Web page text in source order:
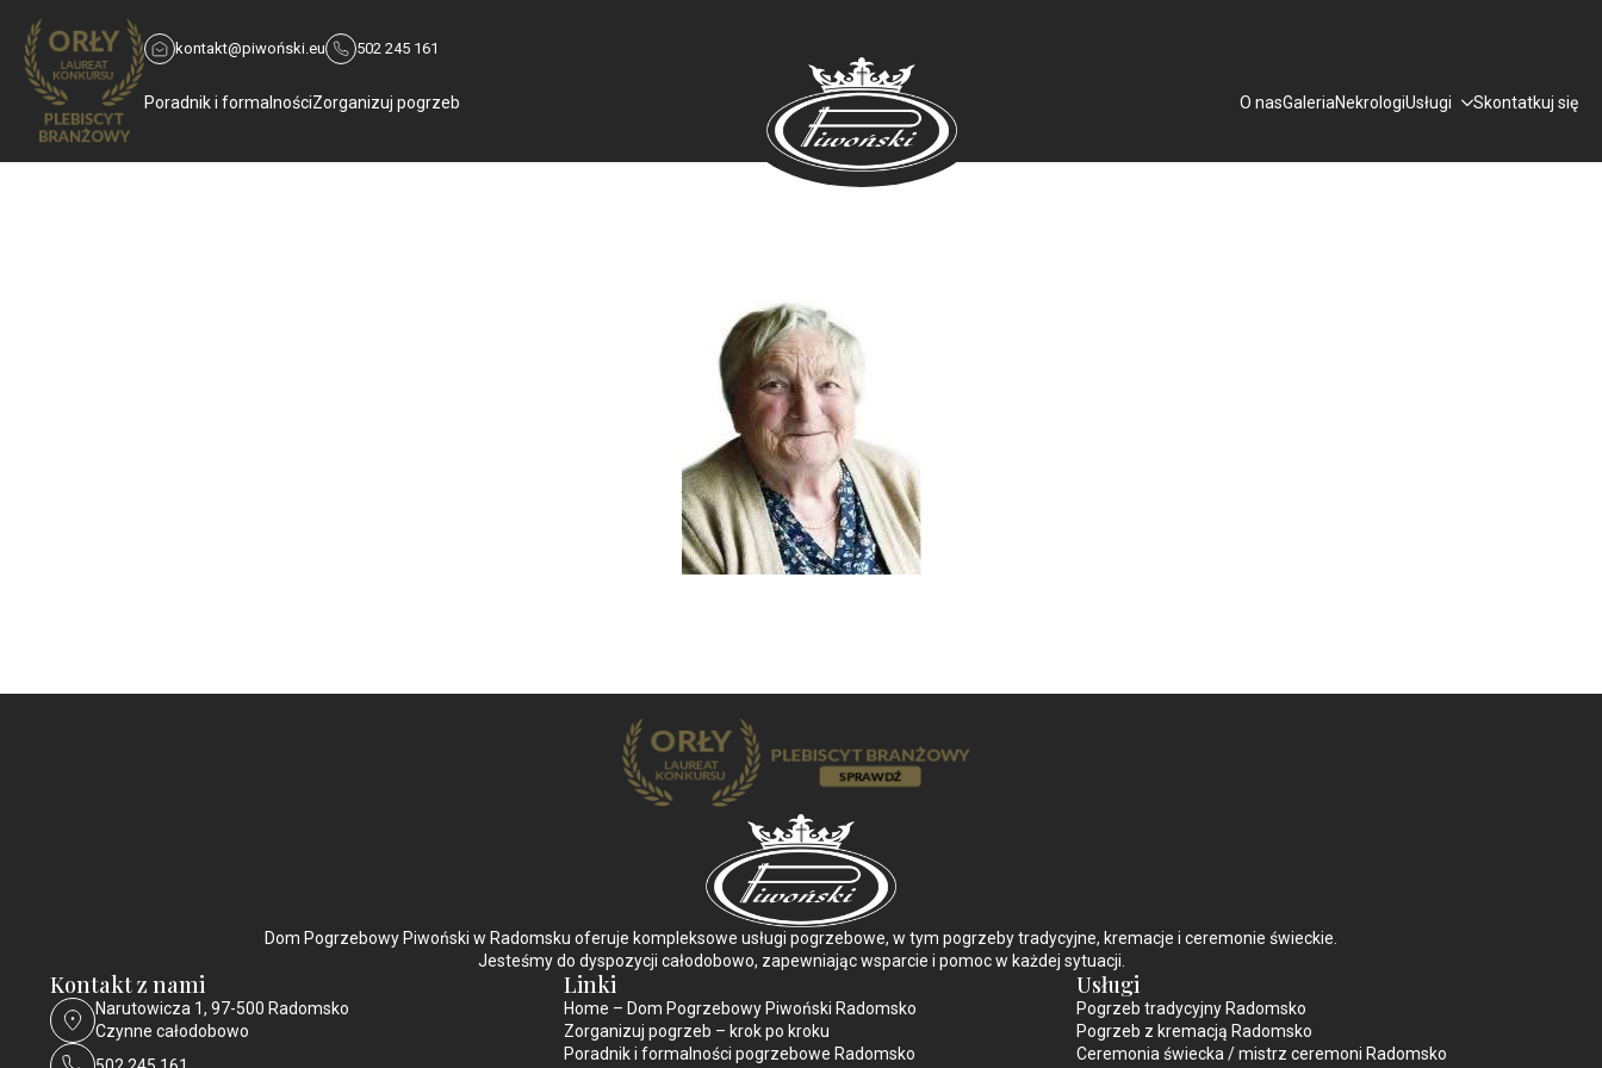
kontakt@piwoński.eu 502 245 161
Poradnik i formalnościZorganizuj pogrzeb O nasGaleriaNekrologiUsługi Skontatkuj się
Dom Pogrzebowy Piwoński w Radomsku oferuje kompleksowe usługi pogrzebowe, w tym pogrzeby tradycyjne, kremacje i ceremonie świeckie.
Jesteśmy do dyspozycji całodobowo, zapewniając wsparcie i pomoc w każdej sytuacji.
Kontakt z nami
Narutowicza 1, 97-500 Radomsko
Czynne całodobowo
Linki
Home – Dom Pogrzebowy Piwoński Radomsko
Zorganizuj pogrzeb – krok po kroku
Poradnik i formalności pogrzebowe Radomsko
Usługi
Pogrzeb tradycyjny Radomsko
Pogrzeb z kremacją Radomsko
Ceremonia świecka / mistrz ceremoni Radomsko